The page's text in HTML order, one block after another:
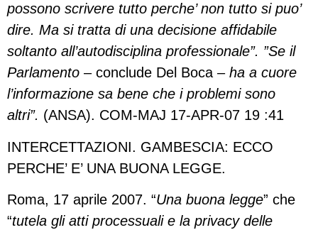
possono scrivere tutto perche’ non tutto si puo’
dire. Ma si tratta di una decisione affidabile
soltanto all’autodisciplina professionale”. ”Se il
Parlamento – conclude Del Boca – ha a cuore
l’informazione sa bene che i problemi sono
altri”. (ANSA). COM-MAJ 17-APR-07 19 :41
INTERCETTAZIONI. GAMBESCIA: ECCO
PERCHE’ E’ UNA BUONA LEGGE.
Roma, 17 aprile 2007. “Una buona legge” che
“tutela gli atti processuali e la privacy delle